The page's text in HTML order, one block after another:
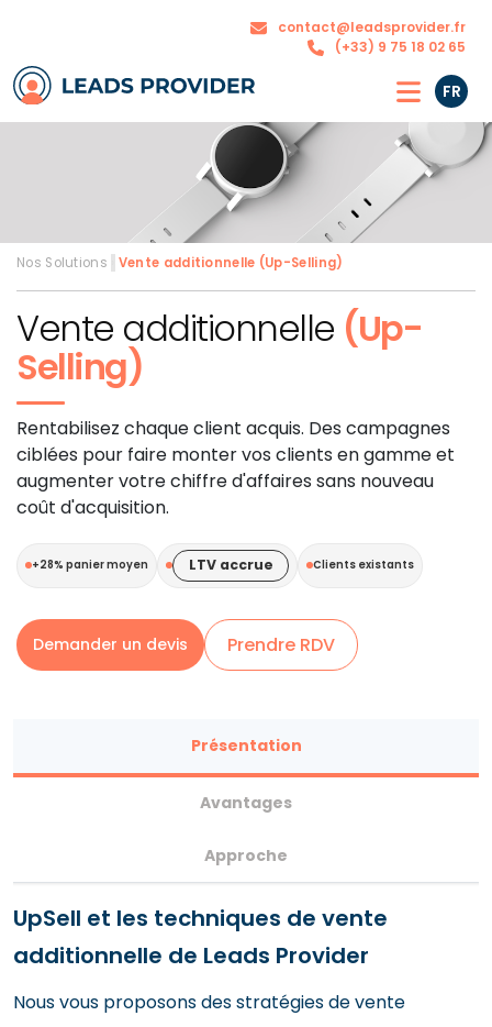
contact@leadsprovider.fr
(+33) 9 75 18 02 65
L’agence
Nos
solutions
FR
Nos Solutions Vente additionnelle (Up-Selling)
Vente additionnelle (Up-
Selling)
Rentabilisez chaque client acquis. Des campagnes
ciblées pour faire monter vos clients en gamme et
augmenter votre chiffre d'affaires sans nouveau
coût d'acquisition.
+28% panier moyen LTV accrue Clients existants
Demander un devis Prendre RDV
Présentation
Avantages
Approche
UpSell et les techniques de vente
additionnelle de Leads Provider
Nous vous proposons des stratégies de vente